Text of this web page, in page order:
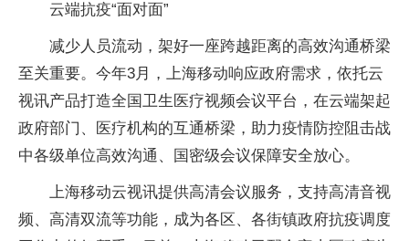
云端抗疫“面对面”
减少人员流动，架好一座跨越距离的高效沟通桥梁
至关重要。今年3月，上海移动响应政府需求，依托云
视讯产品打造全国卫生医疗视频会议平台，在云端架起
政府部门、医疗机构的互通桥梁，助力疫情防控阻击战
中各级单位高效沟通、国密级会议保障安全放心。
上海移动云视讯提供高清会议服务，支持高清音视
频、高清双流等功能，成为各区、各街镇政府抗疫调度